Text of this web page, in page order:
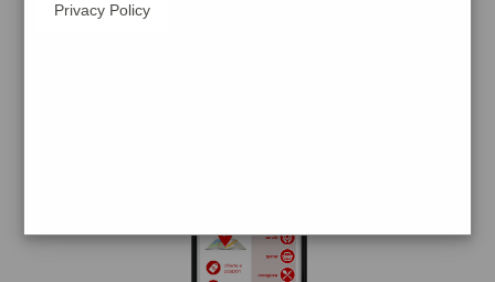
Privacy Policy